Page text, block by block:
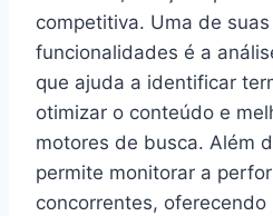
competitiva. Uma de
funcionalidades é a
que ajuda a identificar
otimizar o conteúdo e
motores de busca. Além
permite monitorar a
concorrentes, oferecendo